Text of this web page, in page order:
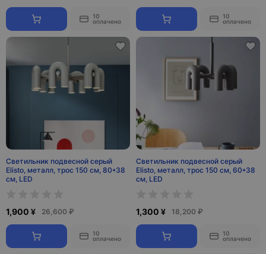
10
оплачено
10
оплачено
Светильник подвесной серый
Elisto, металл, трос 150 см, 80*38
см, LED
1,900 ¥ 26,600 ₽
10
оплачено
Светильник подвесной серый
Elisto, металл, трос 150 см, 60*38
см, LED
1,300 ¥ 18,200 ₽
10
оплачено